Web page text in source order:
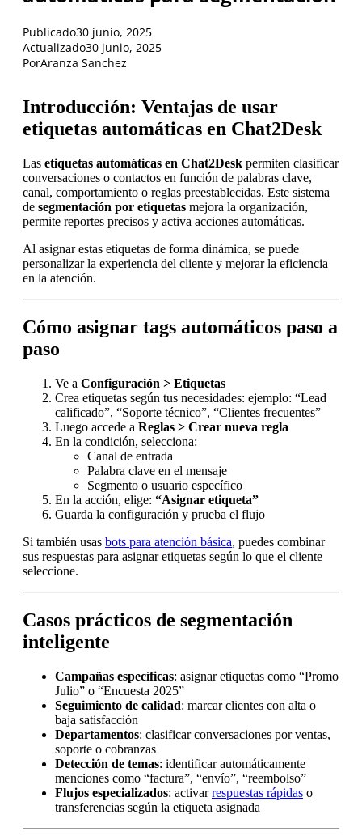
Publicado30 junio, 2025
Actualizado30 junio, 2025
PorAranza Sanchez
Introducción: Ventajas de usar
etiquetas automáticas en Chat2Desk
Las etiquetas automáticas en Chat2Desk permiten clasificar
conversaciones o contactos en función de palabras clave,
canal, comportamiento o reglas preestablecidas. Este sistema
de segmentación por etiquetas mejora la organización,
permite reportes precisos y activa acciones automáticas.
Al asignar estas etiquetas de forma dinámica, se puede
personalizar la experiencia del cliente y mejorar la eficiencia
en la atención.
Cómo asignar tags automáticos paso a
paso
Ve a Configuración > Etiquetas
Crea etiquetas según tus necesidades: ejemplo: “Lead
calificado”, “Soporte técnico”, “Clientes frecuentes”
Luego accede a Reglas > Crear nueva regla
En la condición, selecciona:
Canal de entrada
Palabra clave en el mensaje
Segmento o usuario específico
En la acción, elige: “Asignar etiqueta”
Guarda la configuración y prueba el flujo
Si también usas bots para atención básica, puedes combinar
sus respuestas para asignar etiquetas según lo que el cliente
seleccione.
Casos prácticos de segmentación
inteligente
Campañas específicas: asignar etiquetas como “Promo
Julio” o “Encuesta 2025”
Seguimiento de calidad: marcar clientes con alta o
baja satisfacción
Departamentos: clasificar conversaciones por ventas,
soporte o cobranzas
Detección de temas: identificar automáticamente
menciones como “factura”, “envío”, “reembolso”
Flujos especializados: activarrespuestas rápidas o
transferencias según la etiqueta asignada